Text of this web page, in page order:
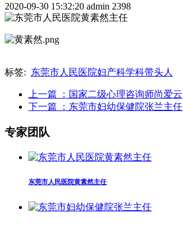
2020-09-30 15:32:20 admin 2398
标签: 东莞市人民医院妇产科学科带头人
上一篇
：国家二级心理咨询师尚爱云
下一篇
：东莞市妇幼保健院张兰主任
专家团队
东莞市人民医院黄素然主任